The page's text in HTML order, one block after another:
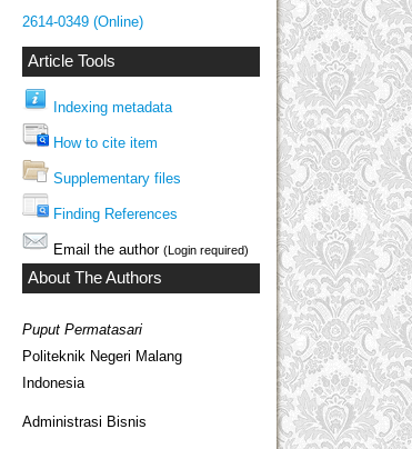
2614-0349 (Online)
Article Tools
Indexing metadata
How to cite item
Supplementary files
Finding References
Email the author (Login required)
About The Authors
Puput Permatasari
Politeknik Negeri Malang
Indonesia
Administrasi Bisnis